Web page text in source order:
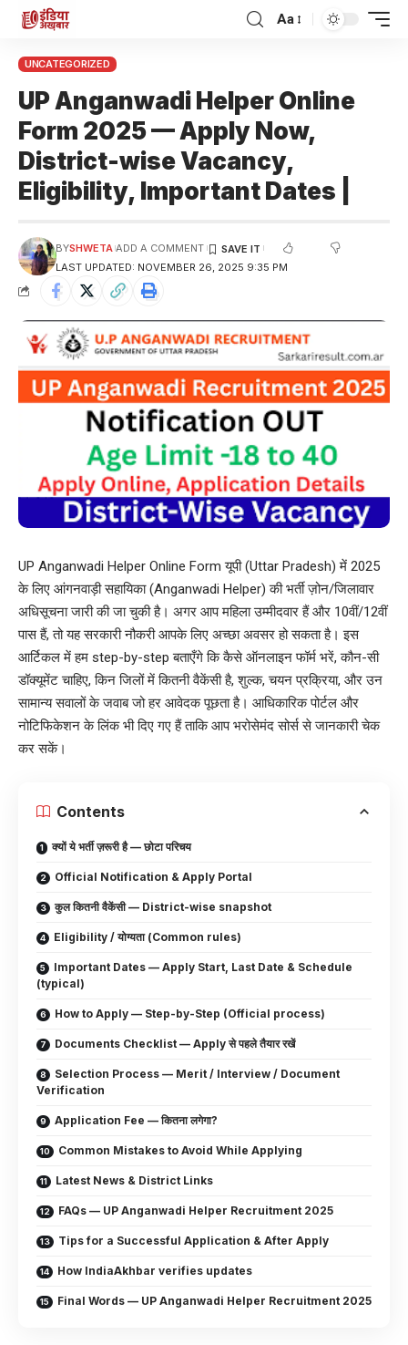
Aa
UNCATEGORIZED
UP Anganwadi Helper Online
Form 2025 — Apply Now,
District-wise Vacancy,
Eligibility, Important Dates |
LAST UPDATED: NOVEMBER 26, 2025 9:35 PM
BYSHWETA ADD A COMMENT
UP Anganwadi Helper Online Form यूपी (Uttar Pradesh) में 2025
के लिए आंगनवाड़ी सहायिका (Anganwadi Helper) की भर्ती ज़ोन/जिलावार
अधिसूचना जारी की जा चुकी है। अगर आप महिला उम्मीदवार हैं और 10वीं/12वीं
पास हैं, तो यह सरकारी नौकरी आपके लिए अच्छा अवसर हो सकता है। इस
आर्टिकल में हम step-by-step बताएँगे कि कैसे ऑनलाइन फॉर्म भरें, कौन-सी
डॉक्यूमेंट चाहिए, किन जिलों में कितनी वैकेंसी है, शुल्क, चयन प्रक्रिया, और उन
सामान्य सवालों के जवाब जो हर आवेदक पूछता है। आधिकारिक पोर्टल और
नोटिफिकेशन के लिंक भी दिए गए हैं ताकि आप भरोसेमंद सोर्स से जानकारी चेक
कर सकें।
Contents
क्यों ये भर्ती ज़रूरी है — छोटा परिचय
Official Notification & Apply Portal
कुल कितनी वैकेंसी — District-wise snapshot
Eligibility / योग्यता (Common rules)
Important Dates — Apply Start, Last Date & Schedule
(typical)
How to Apply — Step-by-Step (Official process)
Documents Checklist — Apply से पहले तैयार रखें
Selection Process — Merit / Interview / Document
Verification
Application Fee — कितना लगेगा?
Common Mistakes to Avoid While Applying
Latest News & District Links
FAQs — UP Anganwadi Helper Recruitment 2025
Tips for a Successful Application & After Apply
How IndiaAkhbar verifies updates
Final Words — UP Anganwadi Helper Recruitment 2025